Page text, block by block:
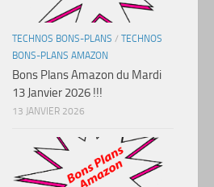
TECHNOS BONS-PLANS / TECHNOS
BONS-PLANS AMAZON
Bons Plans Amazon du Mardi
13 Janvier 2026 !!!
13 JANVIER 2026